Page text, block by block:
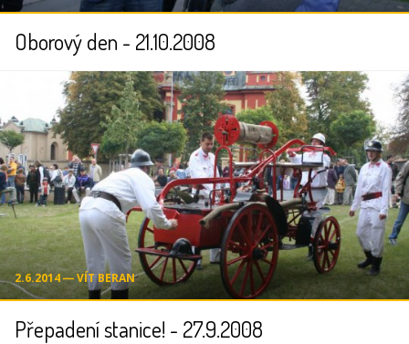
Oborový den - 21.10.2008
2.6.2014 ― VÍT BERAN
Přepadení stanice! - 27.9.2008